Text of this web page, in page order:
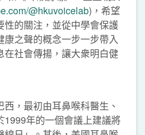
@hkuvoicelab)，希望
性的關注，並從中學會保護
康之聲的概念一步一步帶入
在社會傳揚，讓大衆明白健
西，最初由耳鼻喉科醫生、
1999年的一個會議上建議將